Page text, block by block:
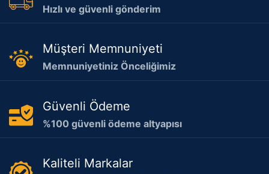
Hızlı ve güvenli gönderim
Müşteri Memnuniyeti
Memnuniyetiniz Önceliğimiz
Güvenli Ödeme
%100 güvenli ödeme altyapısı
Kaliteli Markalar